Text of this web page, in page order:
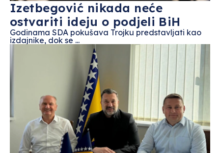
Izetbegović nikada neće
ostvariti ideju o podjeli BiH
Godinama SDA pokušava Trojku predstavljati kao
izdajnike, dok se ...